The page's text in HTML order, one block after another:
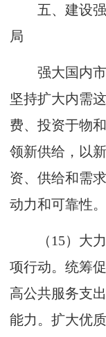
五、建设强
局
强大国内市
坚持扩大内需
费、投资于物
领新供给，以
资、供给和需
动力和可靠性。
（15）大力
项行动。统筹
高公共服务支
能力。扩大优